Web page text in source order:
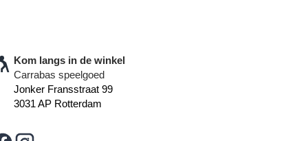
Kom langs in de winkel
Carrabas speelgoed
Jonker Fransstraat 99
3031 AP Rotterdam